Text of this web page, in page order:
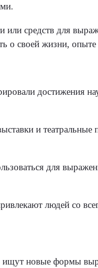
средств для
о своей жизни,
достижения
и театральные
для
людей со
ищут новые формы